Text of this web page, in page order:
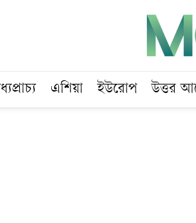
এশিয়া ইউরোপ উত্তর